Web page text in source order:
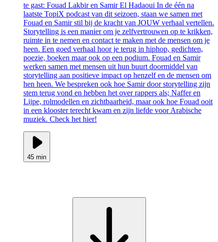
te gast: Fouad Lakbir en Samir El Hadaoui In de één na
laatste TopiX podcast van dit seizoen, staan we samen met
Fouad en Samir stil bij de kracht van JOUW verhaal vertellen.
Storytelling is een manier om je zelfvertrouwen op te krikken,
ruimte in te nemen en contact te maken met de mensen om je
heen. Een goed verhaal hoor je terug in hiphop, gedichten,
poezie, boeken maar ook op een podium. Fouad en Samir
werken samen met mensen uit hun buurt doormiddel van
storytelling aan positieve impact op henzelf en de mensen om
hen heen. We bespreken ook hoe Samir door storytelling zijn
stem terug vond en hebben het over rappers als; Naffer en
Lijpe, rolmodellen en zichtbaarheid, maar ook hoe Fouad ooit
in een klooster terecht kwam en zijn liefde voor Arabische
muziek. Check het hier!
45 min